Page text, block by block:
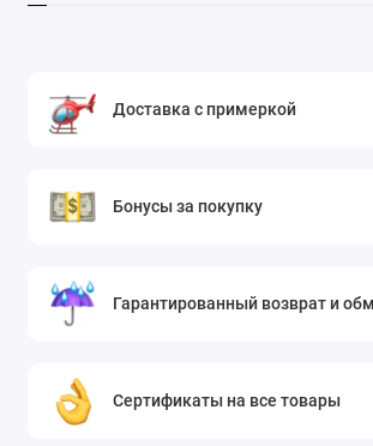
Доставка с примеркой
Бонусы за покупку
Гарантированный возврат и
Сертификаты на все товары